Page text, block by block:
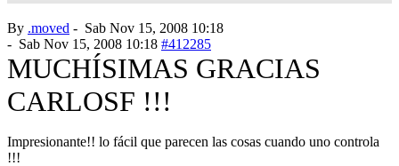
By .moved - Sab Nov 15, 2008 10:18
- Sab Nov 15, 2008 10:18 #412285
MUCHÍSIMAS GRACIAS
CARLOSF !!!
Impresionante!! lo fácil que parecen las cosas cuando uno controla
!!!